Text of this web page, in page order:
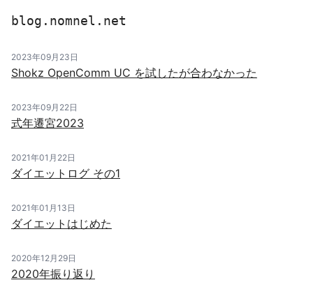
blog.nomnel.net
2023年09月23日
Shokz OpenComm UC を試したが合わなかった
2023年09月22日
式年遷宮2023
2021年01月22日
ダイエットログ その1
2021年01月13日
ダイエットはじめた
2020年12月29日
2020年振り返り